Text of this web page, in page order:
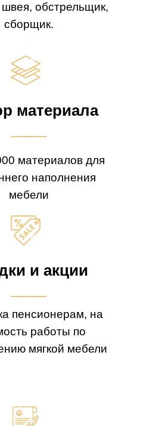
обстрельщик,
сборщик.
материала
материалов для
наполнения
мебели
и акции
пенсионерам, на
работы по
мягкой мебели